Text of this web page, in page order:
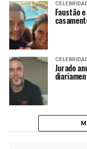
Faustão
Jurado